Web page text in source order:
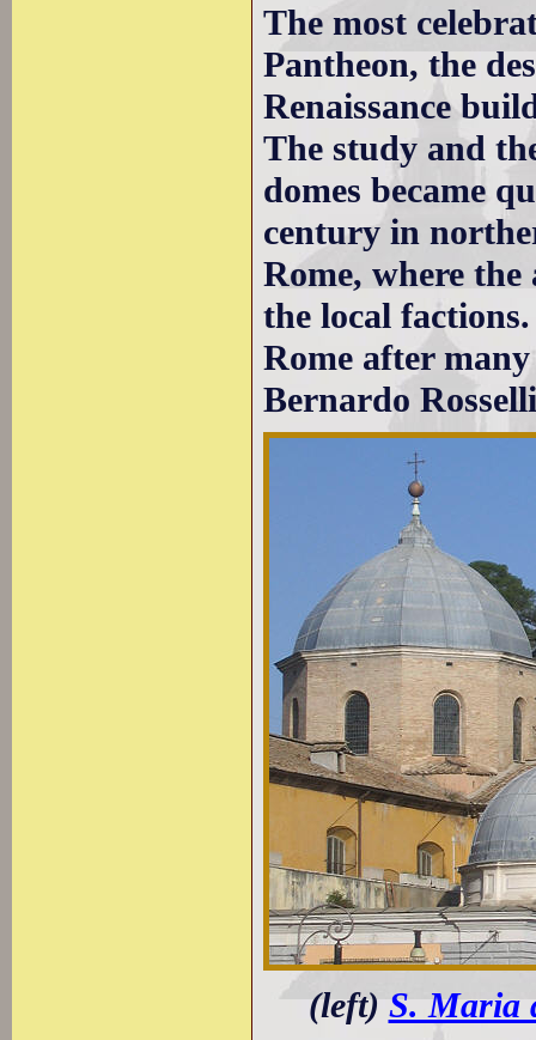
The most
Pantheon, the
Renaissance
The study and
domes became
century in
Rome, where
the local
Rome after
Bernardo
(left) S. Maria